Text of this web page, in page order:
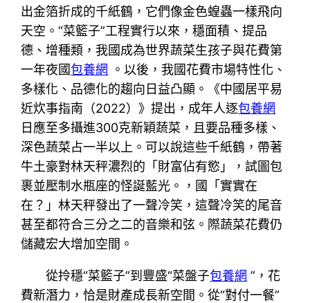
出金箔折成的千紙鶴，它們像金色蝗蟲一樣飛向
天空。“菜籃子”工程實行以來，穩面積、提品
德、增種類，我國成為世界蔬菜生孩子與花費第
一年夜國包養網
。以後，我國花費市場特性化、
多樣化、品德化的趨向日益凸顯。《中國居平易
近炊事指南（2022）》提出，成年人逐包養網
日應至多攝進300克新穎蔬菜，且要品種多樣、
深色蔬菜占一半以上。可以說這些千紙鶴，帶著
牛土豪對林天秤濃烈的「財富佔有慾」，試圖包
裹並壓制水瓶座的怪誕藍光。，國「實實在
在？」林天秤發出了一聲冷笑，這聲冷笑的尾音
甚至都符合三分之二的音樂和弦。際蔬菜花費仍
儲藏宏大增加空間。
從拎穩“菜籃子”到豐盛“菜盤子包養網 ”，花
費新潛力，恰是財產成長新空間。從“對付一餐”